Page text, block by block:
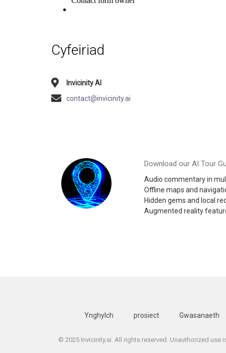
Cyfeiriad
Invicinity AI
contact@invicinity.ai
Download our AI Tour
Audio commentary in
Offline maps and
Hidden gems and local
Augmented reality
Ynghylch prosiect Gwasanaeth
© 2025 Invicinity.ai. All rights reserved. Unauthorized